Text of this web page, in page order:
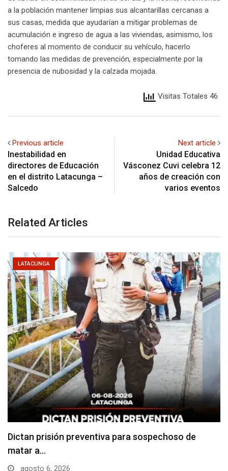
a la población mantener limpias sus alcantarillas cercanas a
sus casas, medida que ayudarían a mitigar problemas de
acumulación e ingreso de agua a las viviendas, asimismo, los
choferes al momento de conducir su vehículo, hacerlo
tomando las medidas de prevención, especialmente por la
presencia de nubosidad y la calzada mojada.
Visitas Totales 46
Previous article
Inestabilidad en
directores de Educación
en el distrito Latacunga –
Salcedo
Next article
Unidad Educativa
Vásconez Cuvi celebra 12
años de creación con
varios eventos
Related Articles
LATACUNGA
Usuarios madrugan y hacen largas filas para
obtener…
agosto 6, 2026